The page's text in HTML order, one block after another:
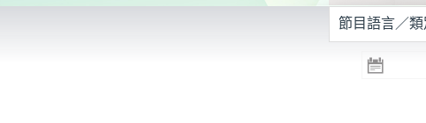
節目語言／類